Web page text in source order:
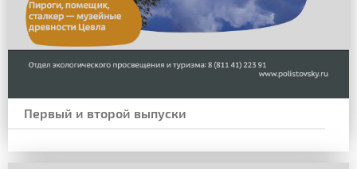
Первый и второй выпуски